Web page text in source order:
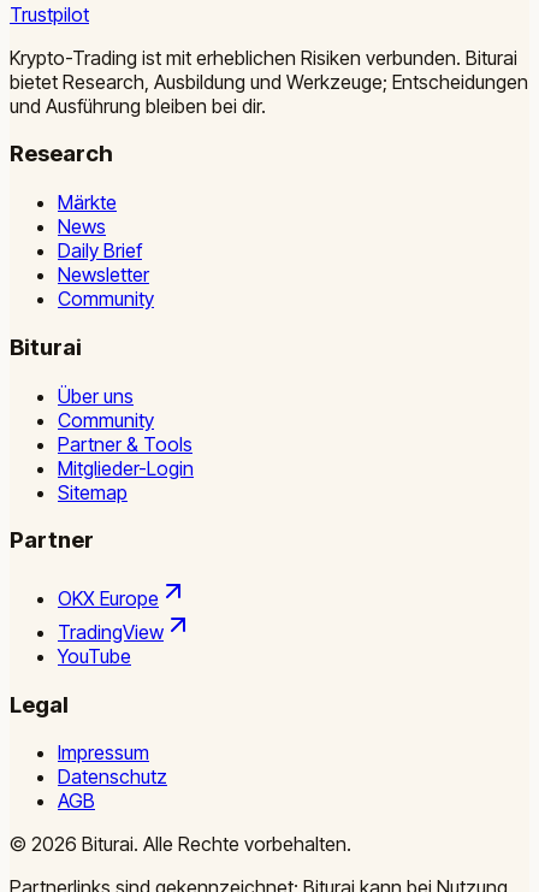
Trustpilot
Krypto-Trading ist mit erheblichen Risiken verbunden. Biturai
bietet Research, Ausbildung und Werkzeuge; Entscheidungen
und Ausführung bleiben bei dir.
Research
Märkte
News
Daily Brief
Newsletter
Community
Biturai
Über uns
Community
Partner & Tools
Mitglieder-Login
Sitemap
Partner
OKX Europe
TradingView
YouTube
Legal
Impressum
Datenschutz
AGB
© 2026 Biturai. Alle Rechte vorbehalten.